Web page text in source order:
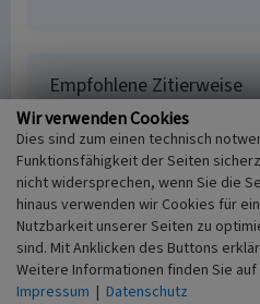
Empfohlene Zitierweise
Urheberrechtlicher Hinweis
Der hier präsentierte Inhalt
geschützt. Die
möglicherweise
Bedingungen, die an diesen
Empfohlene Zitierweise
„Schmelzstätten bei
Kultur.Landschaft.Digital.
Wir verwenden Cookies
Dies sind zum einen technisch
Funktionsfähigkeit der Seiten
nicht widersprechen, wenn Sie die
hinaus verwenden wir Cookies für
Nutzbarkeit unserer Seiten zu
sind. Mit Anklicken des Buttons
Weitere Informationen finden Sie
Impressum | Datenschutz